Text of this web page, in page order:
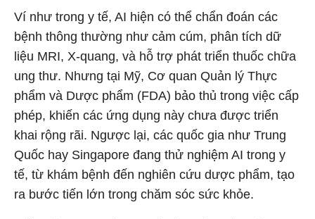
Ví như trong y tế, AI hiện có thể chẩn đoán các
bệnh thông thường như cảm cúm, phân tích dữ
liệu MRI, X-quang, và hỗ trợ phát triển thuốc chữa
ung thư. Nhưng tại Mỹ, Cơ quan Quản lý Thực
phẩm và Dược phẩm (FDA) bảo thủ trong việc cấp
phép, khiến các ứng dụng này chưa được triển
khai rộng rãi. Ngược lại, các quốc gia như Trung
Quốc hay Singapore đang thử nghiệm AI trong y
tế, từ khám bệnh đến nghiên cứu dược phẩm, tạo
ra bước tiến lớn trong chăm sóc sức khỏe.